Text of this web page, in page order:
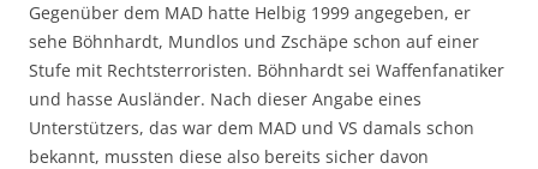
Gegenüber dem MAD hatte Helbig 1999 angegeben, er
sehe Böhnhardt, Mundlos und Zschäpe schon auf einer
Stufe mit Rechtsterroristen. Böhnhardt sei Waffenfanatiker
und hasse Ausländer. Nach dieser Angabe eines
Unterstützers, das war dem MAD und VS damals schon
bekannt, mussten diese also bereits sicher davon